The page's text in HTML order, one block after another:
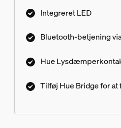
Integreret LED
Bluetooth-betjening
Hue
Tilføj Hue Bridge for at